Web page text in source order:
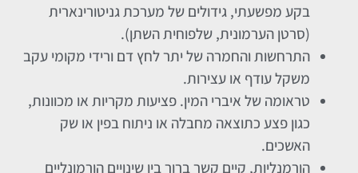
בקע מפשעתי, גידולים של מערכת גניטורינארית
(סרטן הערמונית, שלפוחית ​​השתן).
התרחשות והחמרה של יתר לחץ דם ורידי מקומי עקב
משקל עודף או עצירות.
טראומה של איברי המין. פציעות מקריות או מכוונות,
כגון פצע כתוצאה מחבלה או ניתוח בפין או שק
האשכים.
הורמנליות, קיים קשר ברור בין שינויים הורמונליים